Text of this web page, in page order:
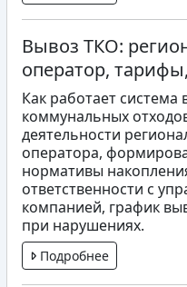
Вывоз ТКО:
оператор,
Как работает система
коммунальных
деятельности
оператора,
нормативы
ответственности с
компанией, график
при нарушениях.
Подробнее